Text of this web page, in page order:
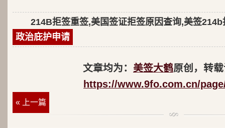
214B拒签重签,美国签证拒签原因查询,美签214b
政治庇护申请
文章均为： 美签大鹤原创，转
https://www.9fo.com.cn/
« 上一篇